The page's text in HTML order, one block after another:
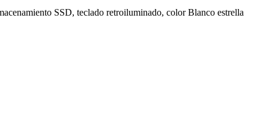
SSD, teclado retroiluminado, color Blanco estrella